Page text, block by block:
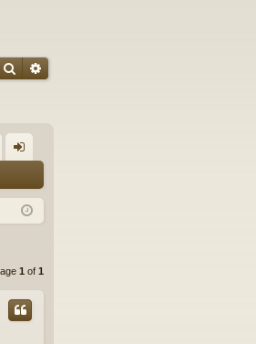
SearchAdvanced search
in
1 of 1